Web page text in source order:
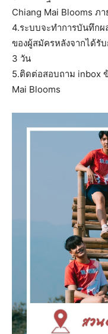
Chiang Mai Blooms ภ
4.ระบบจะทำการบันทึกผ
ของผู้สมัครหลังจากได้รั
3 วัน
5.ติดต่อสอบถาม inbox
Mai Blooms